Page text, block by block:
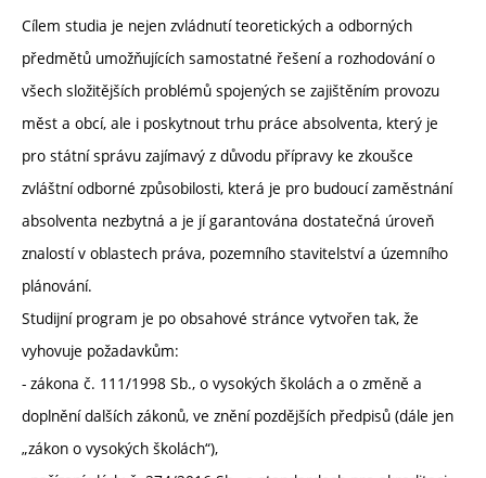
Cílem studia je nejen zvládnutí teoretických a odborných
předmětů umožňujících samostatné řešení a rozhodování o
všech složitějších problémů spojených se zajištěním provozu
měst a obcí, ale i poskytnout trhu práce absolventa, který je
pro státní správu zajímavý z důvodu přípravy ke zkoušce
zvláštní odborné způsobilosti, která je pro budoucí zaměstnání
absolventa nezbytná a je jí garantována dostatečná úroveň
znalostí v oblastech práva, pozemního stavitelství a územního
plánování.
Studijní program je po obsahové stránce vytvořen tak, že
vyhovuje požadavkům:
- zákona č. 111/1998 Sb., o vysokých školách a o změně a
doplnění dalších zákonů, ve znění pozdějších předpisů (dále jen
„zákon o vysokých školách“),